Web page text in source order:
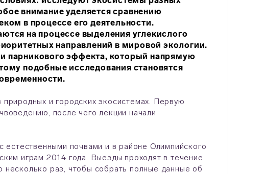
внимание уделяется сравнению
в процессе его деятельности.
на процессе выделения углекислого
направлений в мировой экологии.
парникового эффекта, который напрямую
подобные исследования становятся
и городских экосистемах. Первую
после чего лекции начали
почвами и в районе Олимпийского
играм 2014 года. Выезды проходят в течение
раз, чтобы собрать полные данные об